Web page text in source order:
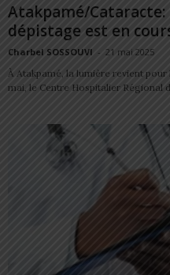
Atakpamé/Cataracte:
dépistage est en
Charbel SOSSOUVI - 21 mai 2025
À Atakpamé, la lumière revient pour
mai, le Centre Hospitalier Régional